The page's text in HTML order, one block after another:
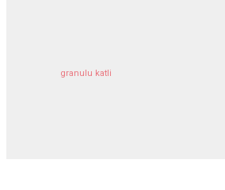
granulu katli